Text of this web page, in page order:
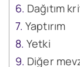
Dağıtım
Yaptırım
Yetki
Diğer